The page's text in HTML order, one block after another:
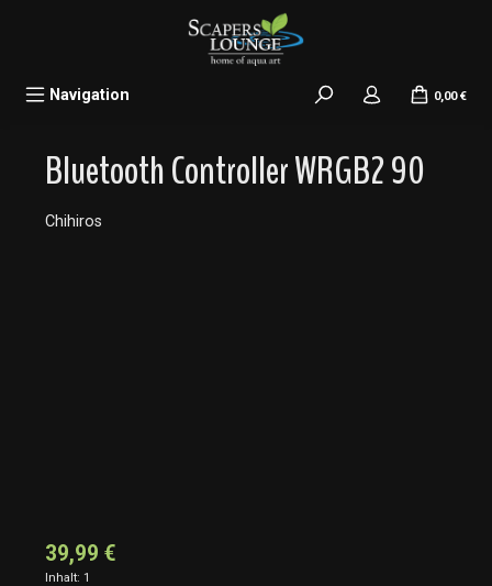
Navigation 0,00 €
Bluetooth Controller WRGB2 90
Chihiros
39,99 €
Inhalt: 1